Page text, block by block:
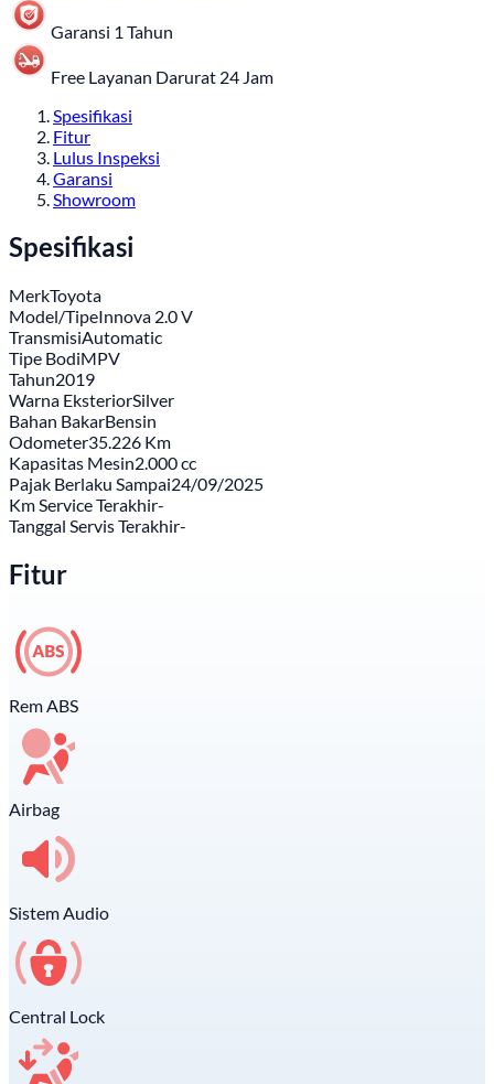
Garansi 1 Tahun
Free Layanan Darurat 24 Jam
Spesifikasi
Fitur
Lulus Inspeksi
Garansi
Showroom
Spesifikasi
MerkToyota
Model/TipeInnova 2.0 V
TransmisiAutomatic
Tipe BodiMPV
Tahun2019
Warna EksteriorSilver
Bahan BakarBensin
Odometer35.226 Km
Kapasitas Mesin2.000 cc
Pajak Berlaku Sampai24/09/2025
Km Service Terakhir-
Tanggal Servis Terakhir-
Fitur
Rem ABS
Airbag
Sistem Audio
Central Lock